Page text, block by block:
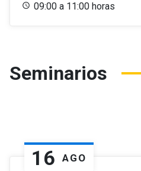
09:00 a 11:00 horas
Seminarios
16 AGO